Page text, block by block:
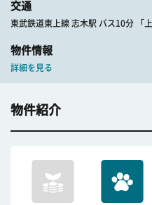
交通
東武鉄道東上線 志木駅 バス10分 「
物件情報
詳細を見る
物件紹介